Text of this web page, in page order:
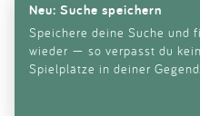
Neu: Suche speichern
Speichere deine Suche und
wieder — so verpasst du
Spielplätze in deiner Gegend.